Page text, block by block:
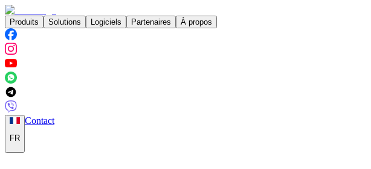
Produits Solutions Logiciels Partenaires À propos
FR
Contact